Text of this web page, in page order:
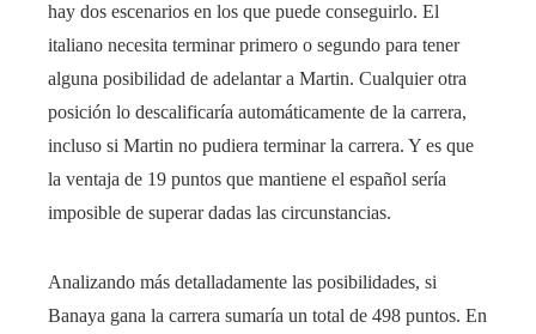
hay dos escenarios en los que puede conseguirlo. El
italiano necesita terminar primero o segundo para tener
alguna posibilidad de adelantar a Martin. Cualquier otra
posición lo descalificaría automáticamente de la carrera,
incluso si Martin no pudiera terminar la carrera. Y es que
la ventaja de 19 puntos que mantiene el español sería
imposible de superar dadas las circunstancias.
Analizando más detalladamente las posibilidades, si
Banaya gana la carrera sumaría un total de 498 puntos. En